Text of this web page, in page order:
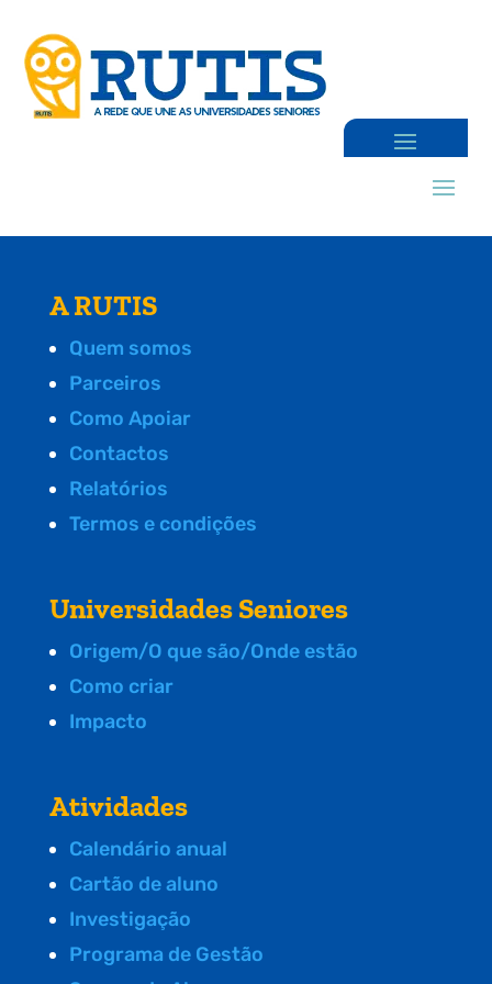
A RUTIS
Quem somos
Parceiros
Como Apoiar
Contactos
Relatórios
Termos e condições
Universidades Seniores
Origem/O que são/Onde estão
Como criar
Impacto
Atividades
Calendário anual
Cartão de aluno
Investigação
Programa de Gestão